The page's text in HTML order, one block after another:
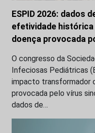
ESPID 2026: dados
efetividade
doença provocada
O congresso da
Infeciosas Pediátricas
impacto transformador
provocada pelo vírus
dados de…